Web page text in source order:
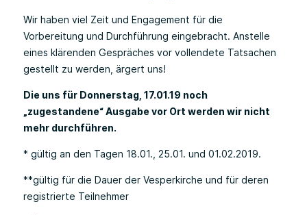
Wir haben viel Zeit und Engagement für die
Vorbereitung und Durchführung eingebracht. Anstelle
eines klärenden Gespräches vor vollendete Tatsachen
gestellt zu werden, ärgert uns!
Die uns für Donnerstag, 17.01.19 noch
„zugestandene“ Ausgabe vor Ort werden wir nicht
mehr durchführen.
* gültig an den Tagen 18.01., 25.01. und 01.02.2019.
**gültig für die Dauer der Vesperkirche und für deren
registrierte Teilnehmer